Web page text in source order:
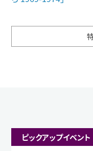
ピックアップイベント